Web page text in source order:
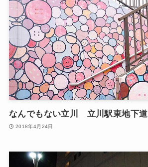
なんでもない立川 立川駅東地下道
2018年4月24日